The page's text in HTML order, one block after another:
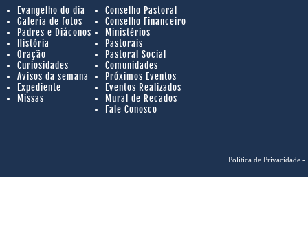
Evangelho do dia
Galeria de fotos
Padres e Diáconos
História
Oração
Curiosidades
Avisos da semana
Expediente
Missas
Conselho Pastoral
Conselho Financeiro
Ministérios
Pastorais
Pastoral Social
Comunidades
Próximos Eventos
Eventos Realizados
Mural de Recados
Fale Conosco
Política de Privacidade -